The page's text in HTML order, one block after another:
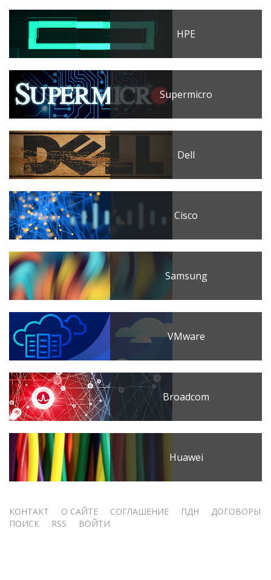
HPE
Supermicro
Dell
Cisco
Samsung
VMware
Broadcom
Huawei
Меню
КОНТАКТ О САЙТЕ СОГЛАШЕНИЕ ПДН
ДОГОВОРЫ
ПОИСК
RSS ВОЙТИ